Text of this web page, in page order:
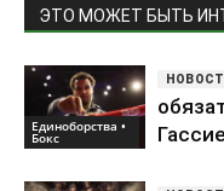
ЭТО МОЖЕТ БЫТЬ
Единоборства •
Бокс